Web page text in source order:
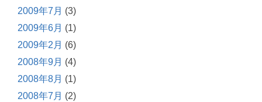
2009年7月 (3)
2009年6月 (1)
2009年2月 (6)
2008年9月 (4)
2008年8月 (1)
2008年7月 (2)